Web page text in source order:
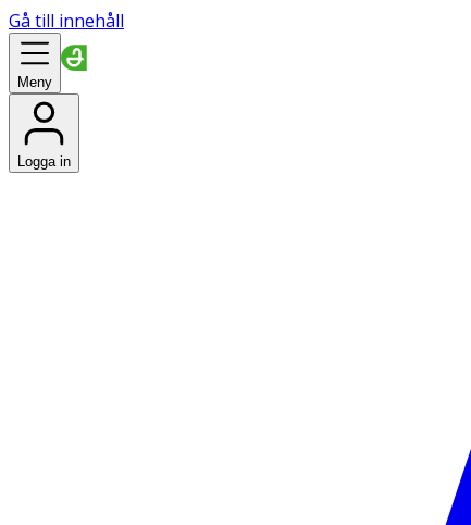
Gå till innehåll
Meny
Logga in